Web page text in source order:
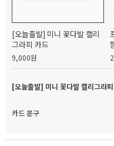
[오늘출발] 미니 꽃다발 캘리
그라피 카드
9,000원
[오늘출발] 미니 꽃다발 캘리그라
카드 문구